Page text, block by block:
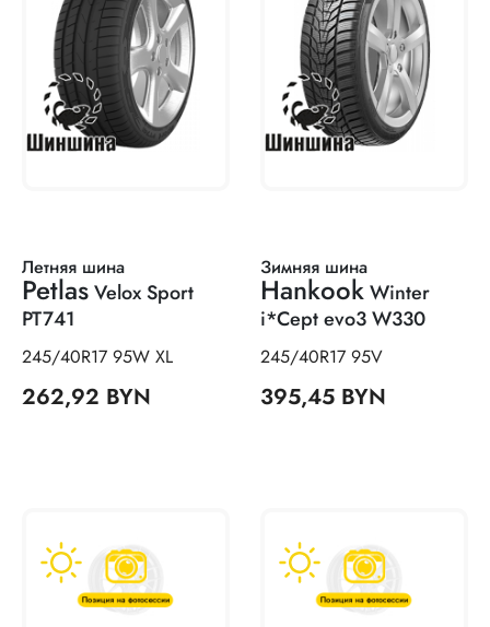
Летняя шина
PetlasVelox Sport
PT741
245/40R17 95W XL
262,92 BYN
Зимняя шина
Hankook Winter
i*Cept evo3 W330
245/40R17 95V
395,45 BYN